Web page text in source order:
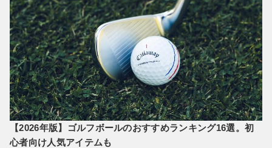
【2026年版】ゴルフボールのおすすめランキング16選。初
心者向け人気アイテムも